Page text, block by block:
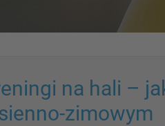
na hali –
zimowym